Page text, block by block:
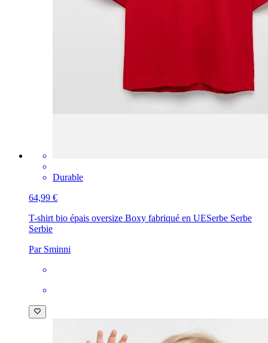
Durable
64,99 €
T-shirt bio épais oversize Boxy fabriqué en UESerbe Serbe
Serbie
Par Sminni